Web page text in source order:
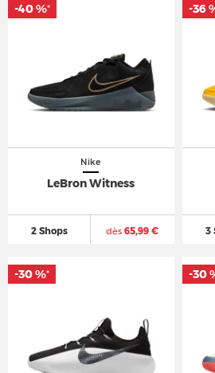
Nike
LeBron Witness
2 Shops dès 65,99 €
-40 %*
3
-36
-30 %* -30